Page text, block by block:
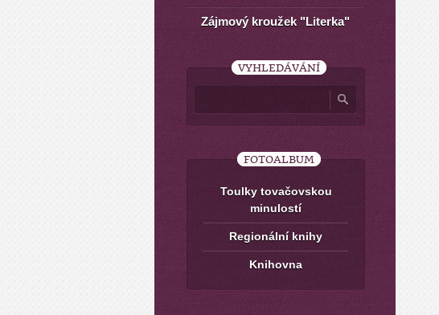
Zájmový kroužek "Literka"
VYHLEDÁVÁNÍ
FOTOALBUM
Toulky tovačovskou
minulostí
Regionální knihy
Knihovna